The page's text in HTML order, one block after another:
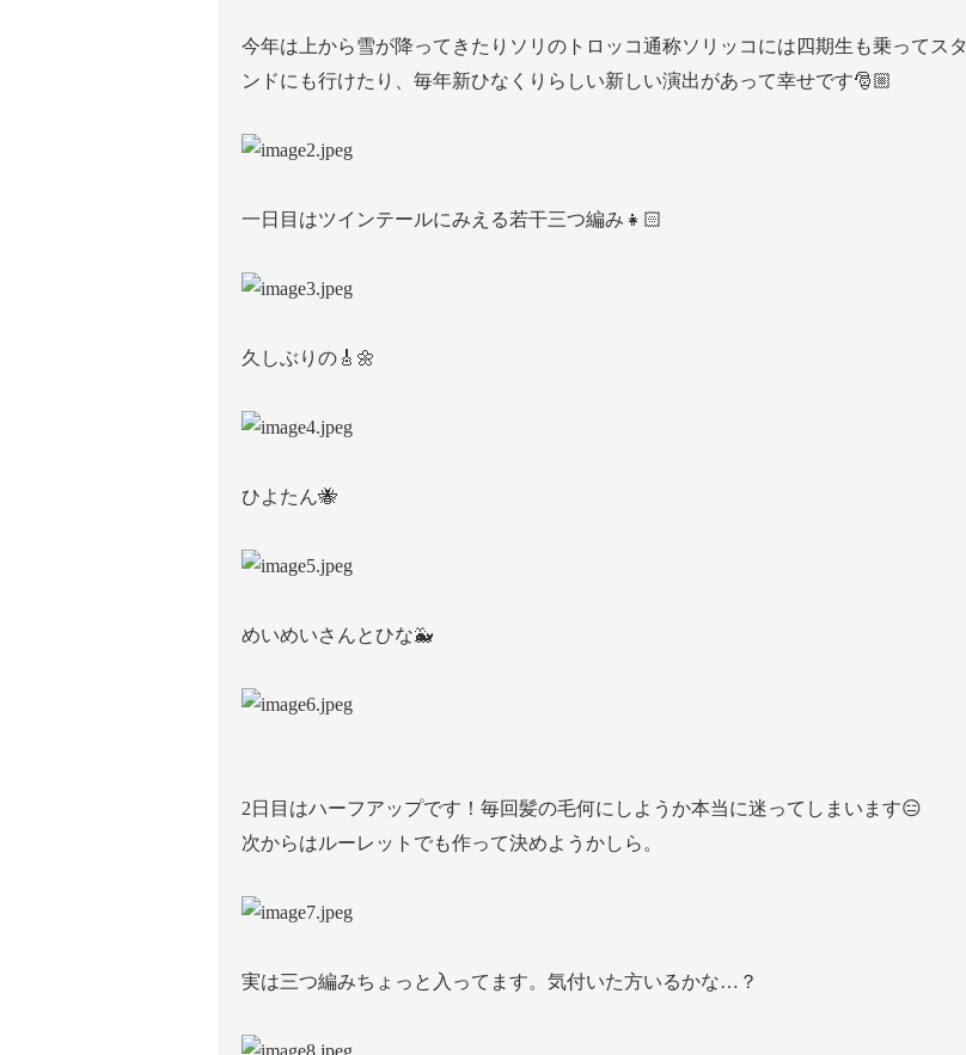
今年は上から雪が降ってきたりソリのトロッコ通称ソリッコには四期生も乗ってスタ
ンドにも行けたり、毎年新ひなくりらしい新しい演出があって幸せです🎅🏼
一日目はツインテールにみえる若干三つ編み👧🏻
久しぶりの🎸🌼
ひよたん🐝
めいめいさんとひな🐳
2日目はハーフアップです！毎回髪の毛何にしようか本当に迷ってしまいます😑
次からはルーレットでも作って決めようかしら。
実は三つ編みちょっと入ってます。気付いた方いるかな…？